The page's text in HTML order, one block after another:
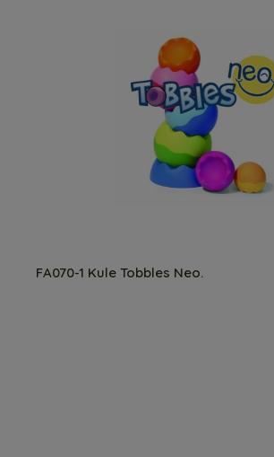
FA070-1 Kule Tobbles Neo.